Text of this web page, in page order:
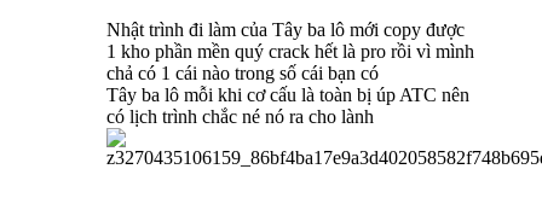
Nhật trình đi làm của Tây ba lô mới copy được
1 kho phần mền quý crack hết là pro rồi vì mình
chả có 1 cái nào trong số cái bạn có
Tây ba lô mỗi khi cơ cấu là toàn bị úp ATC nên
có lịch trình chắc né nó ra cho lành